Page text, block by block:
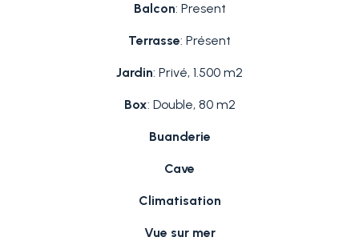
Balcon: Present
Terrasse: Présent
Jardin: Privé, 1.500 m2
Box: Double, 80 m2
Buanderie
Cave
Climatisation
Vue sur mer